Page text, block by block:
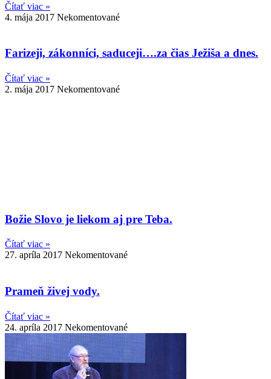
Čítať viac »
4. mája 2017 Nekomentované
Farizeji, zákonníci, saduceji….za čias Ježiša a dnes.
Čítať viac »
2. mája 2017 Nekomentované
Božie Slovo je liekom aj pre Teba.
Čítať viac »
27. apríla 2017 Nekomentované
Prameň živej vody.
Čítať viac »
24. apríla 2017 Nekomentované